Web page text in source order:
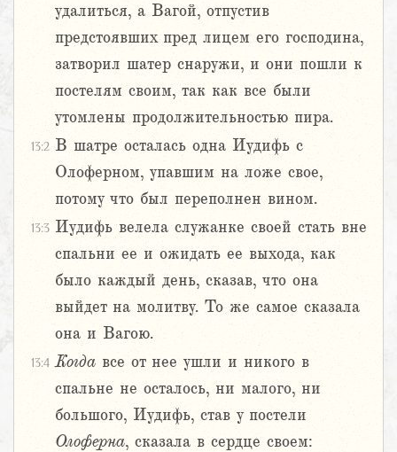
удалиться, а Вагой, отпустив
предстоявших пред лицем его господина,
затворил шатер снаружи, и они пошли к
постелям своим, так как все были
утомлены продолжительностью пира.
13:2 В шатре осталась одна Иудифь с
Олоферном, упавшим на ложе свое,
потому что был переполнен вином.
13:3 Иудифь велела служанке своей стать вне
спальни ее и ожидать ее выхода, как
было каждый день, сказав, что она
выйдет на молитву. То же самое сказала
она и Вагою.
13:4 Когда все от нее ушли и никого в
спальне не осталось, ни малого, ни
большого, Иудифь, став у постели
Олоферна, сказала в сердце своем: